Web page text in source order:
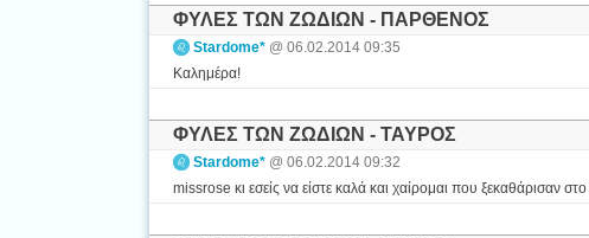
ΦΥΛΕΣ ΤΩΝ ΖΩΔΙΩΝ - ΠΑΡΘΕΝΟΣ
Stardome* @ 06.02.2014 09:35
Καλημέρα!
ΦΥΛΕΣ ΤΩΝ ΖΩΔΙΩΝ - ΤΑΥΡΟΣ
Stardome* @ 06.02.2014 09:32
missrose κι εσείς να είστε καλά και χαίρομαι που ξεκαθάρισαν